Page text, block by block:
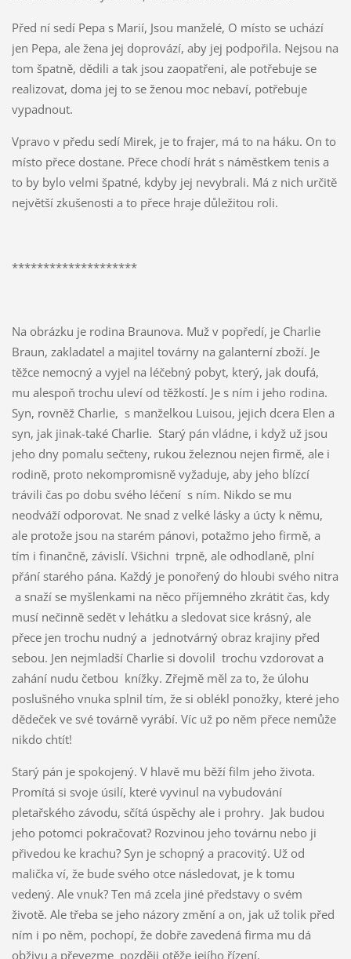
Před ní sedí Pepa s Marií, Jsou manželé, O místo se uchází
jen Pepa, ale žena jej doprovází, aby jej podpořila. Nejsou na
tom špatně, dědili a tak jsou zaopatřeni, ale potřebuje se
realizovat, doma jej to se ženou moc nebaví, potřebuje
vypadnout.
Vpravo v předu sedí Mirek, je to frajer, má to na háku. On to
místo přece dostane. Přece chodí hrát s náměstkem tenis a
to by bylo velmi špatné, kdyby jej nevybrali. Má z nich určitě
největší zkušenosti a to přece hraje důležitou roli.
********************
Na obrázku je rodina Braunova. Muž v popředí, je Charlie
Braun, zakladatel a majitel továrny na galanterní zboží. Je
těžce nemocný a vyjel na léčebný pobyt, který, jak doufá,
mu alespoň trochu uleví od těžkostí. Je s ním i jeho rodina.
Syn, rovněž Charlie, s manželkou Luisou, jejich dcera Elen a
syn, jak jinak-také Charlie. Starý pán vládne, i když už jsou
jeho dny pomalu sečteny, rukou železnou nejen firmě, ale i
rodině, proto nekompromisně vyžaduje, aby jeho blízcí
trávili čas po dobu svého léčení s ním. Nikdo se mu
neodváží odporovat. Ne snad z velké lásky a úcty k němu,
ale protože jsou na starém pánovi, potažmo jeho firmě, a
tím i finančně, závislí. Všichni trpně, ale odhodlaně, plní
přání starého pána. Každý je ponořený do hloubi svého nitra
a snaží se myšlenkami na něco příjemného zkrátit čas, kdy
musí nečinně sedět v lehátku a sledovat sice krásný, ale
přece jen trochu nudný a jednotvárný obraz krajiny před
sebou. Jen nejmladší Charlie si dovolil trochu vzdorovat a
zahání nudu četbou knížky. Zřejmě měl za to, že úlohu
poslušného vnuka splnil tím, že si oblékl ponožky, které jeho
dědeček ve své továrně vyrábí. Víc už po něm přece nemůže
nikdo chtít!
Starý pán je spokojený. V hlavě mu běží film jeho života.
Promítá si svoje úsilí, které vyvinul na vybudování
pletařského závodu, sčítá úspěchy ale i prohry. Jak budou
jeho potomci pokračovat? Rozvinou jeho továrnu nebo ji
přivedou ke krachu? Syn je schopný a pracovitý. Už od
malička ví, že bude svého otce následovat, je k tomu
vedený. Ale vnuk? Ten má zcela jiné představy o svém
životě. Ale třeba se jeho názory změní a on, jak už tolik před
ním i po něm, pochopí, že dobře zavedená firma mu dá
obživu a převezme později otěže jejího řízení.